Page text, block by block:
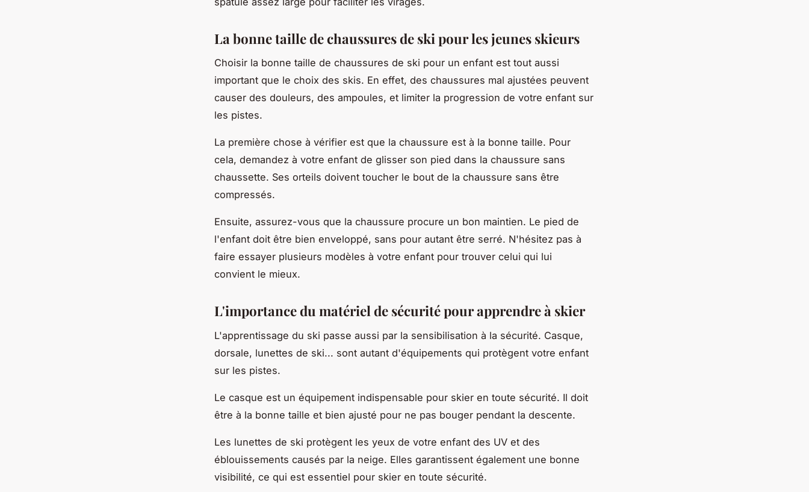
La bonne taille de chaussures de ski pour les jeunes skieurs
Choisir la bonne taille de chaussures de ski pour un enfant est tout aussi
important que le choix des skis. En effet, des chaussures mal ajustées peuvent
causer des douleurs, des ampoules, et limiter la progression de votre enfant sur
les pistes.
La première chose à vérifier est que la chaussure est à la bonne taille. Pour
cela, demandez à votre enfant de glisser son pied dans la chaussure sans
chaussette. Ses orteils doivent toucher le bout de la chaussure sans être
compressés.
Ensuite, assurez-vous que la chaussure procure un bon maintien. Le pied de
l'enfant doit être bien enveloppé, sans pour autant être serré. N'hésitez pas à
faire essayer plusieurs modèles à votre enfant pour trouver celui qui lui
convient le mieux.
L'importance du matériel de sécurité pour apprendre à skier
L'apprentissage du ski passe aussi par la sensibilisation à la sécurité. Casque,
dorsale, lunettes de ski... sont autant d'équipements qui protègent votre enfant
sur les pistes.
Le casque est un équipement indispensable pour skier en toute sécurité. Il doit
être à la bonne taille et bien ajusté pour ne pas bouger pendant la descente.
Les lunettes de ski protègent les yeux de votre enfant des UV et des
éblouissements causés par la neige. Elles garantissent également une bonne
visibilité, ce qui est essentiel pour skier en toute sécurité.